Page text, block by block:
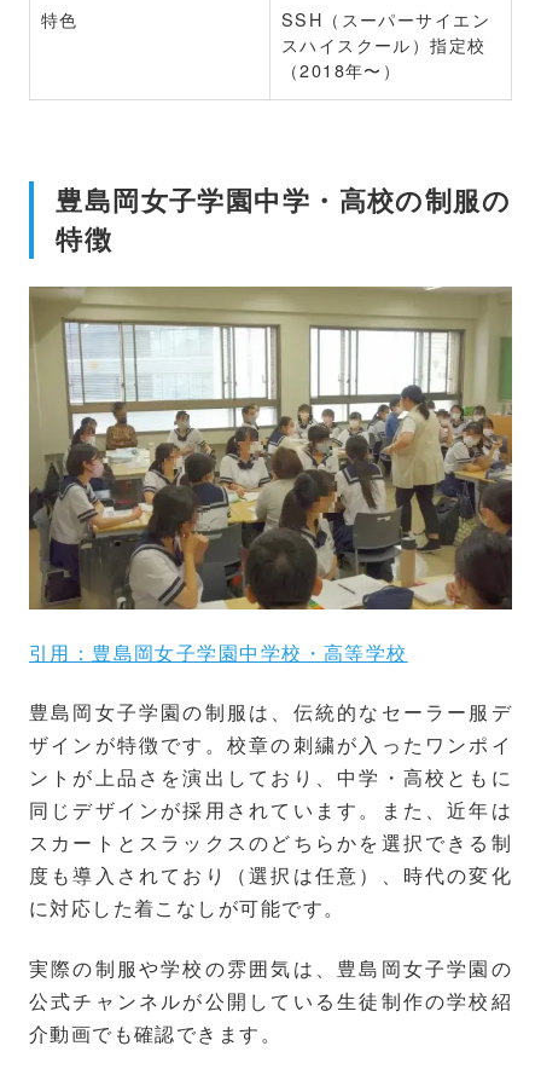
特色
SSH（スーパーサイエン
スハイスクール）指定校
（2018年〜）
豊島岡女子学園中学・高校の制服の
特徴
引用：豊島岡女子学園中学校・高等学校
豊島岡女子学園の制服は、伝統的なセーラー服デ
ザインが特徴です。校章の刺繍が入ったワンポイ
ントが上品さを演出しており、中学・高校ともに
同じデザインが採用されています。また、近年は
スカートとスラックスのどちらかを選択できる制
度も導入されており（選択は任意）、時代の変化
に対応した着こなしが可能です。
実際の制服や学校の雰囲気は、豊島岡女子学園の
公式チャンネルが公開している生徒制作の学校紹
介動画でも確認できます。